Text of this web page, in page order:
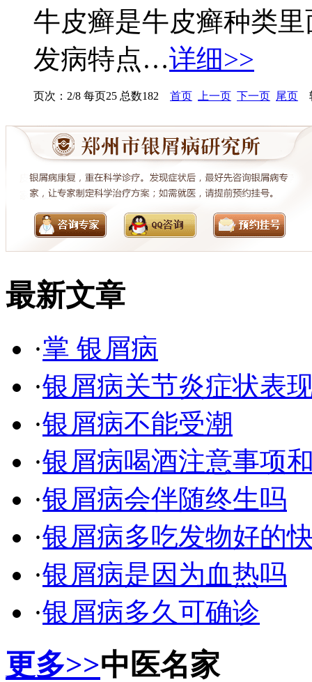
牛皮癣是牛皮癣种类
发病特点…详细>>
页次：2/8 每页25 总数182 首页 上一页 下一页 尾页
最新文章
·掌 银屑病
·银屑病关节炎症状表
·银屑病不能受潮
·银屑病喝酒注意事项
·银屑病会伴随终生吗
·银屑病多吃发物好的
·银屑病是因为血热吗
·银屑病多久可确诊
更多>>中医名家